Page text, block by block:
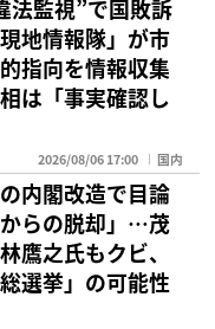
法監視”で国敗訴
地情報隊」が市
指向を情報収集
は「事実確認し
2026/08/06 17:00 国内
内閣改造で目論
らの脱却」…茂
鷹之氏もクビ、
選挙」の可能性